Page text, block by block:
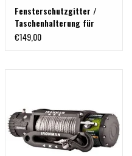
Fensterschutzgitter /
Taschenhalterung für
Peugeot Boxer Fiat Ducato
€149,00